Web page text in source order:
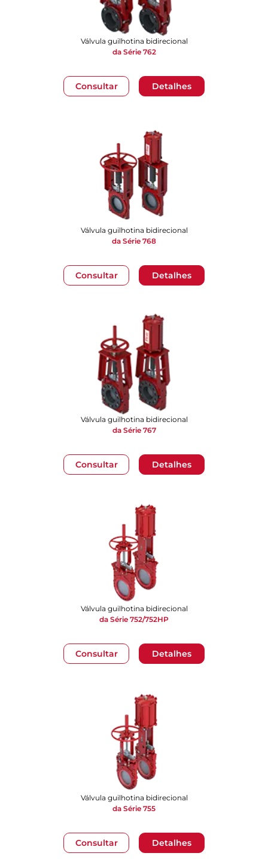
Consultar Detalhes
Válvula guilhotina bidirecional
da Série 762
Consultar Detalhes
Válvula guilhotina bidirecional
da Série 768
Consultar Detalhes
Válvula guilhotina bidirecional
da Série 767
Consultar Detalhes
Válvula guilhotina bidirecional
da Série 752/752HP
Consultar Detalhes
Válvula guilhotina bidirecional
da Série 755